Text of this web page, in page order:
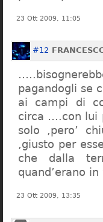
23 Ott 2009, 11:05
#12
pagandogli se
ai campi di
circa ….con lui
solo ,pero’
,giusto per
che dalla
quand’erano in
23 Ott 2009, 13:35